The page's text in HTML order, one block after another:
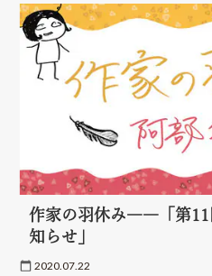
作家の羽休み――「第11
知らせ」
2020.07.22